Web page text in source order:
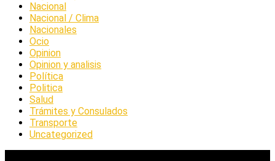
Nacional
Nacional / Clima
Nacionales
Ocio
Opinion
Opinion y analisis
Política
Politica
Salud
Trámites y Consulados
Transporte
Uncategorized